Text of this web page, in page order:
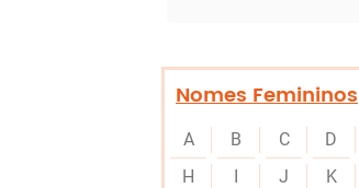
Nomes Femininos
A B C D
H
I J K